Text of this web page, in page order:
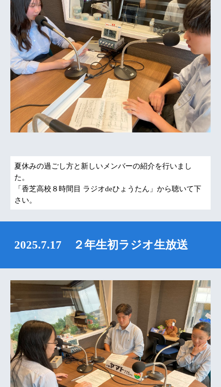
夏休みの過ごし方と新しいメンバーの紹介を行いまし
た。
「香芝高校８時間目 ラジオdeひょうたん」から聴いて下
さい。
2025.7.17 ２年生初ラジオ生放送